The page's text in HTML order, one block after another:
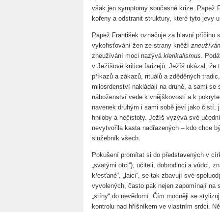
však jen symptomy současné krize. Papež
kořeny a odstranit struktury, které tyto jevy
Papež František označuje za hlavní
vykořisťování žen ze strany kněží
zneužívání moci nazývá klerikalismus .
v Ježíšově kritice farizejů. Ježíš ukázal, že
příkazů a zákazů, rituálů a zděděných
milosrdenství nakládají na druhé, a sami se
náboženství vede k vnějškovosti a k
navenek druhým i sami sobě jeví jako čistí,
hniloby a nečistoty. Ježíš vyzývá své
nevytvořila kasta nadřazených – kdo chce
služebník všech.
Pokušení promítat si do představených v
„svatými otci“), učiteli, dobrodinci a vůdci,
křesťané“, „laici“, se tak zbavují své
vyvolených, často pak nejen zapomínají
„stíny“ do nevědomí. Čím mocněji se
kontrolu nad hříšníkem ve vlastním srdci.